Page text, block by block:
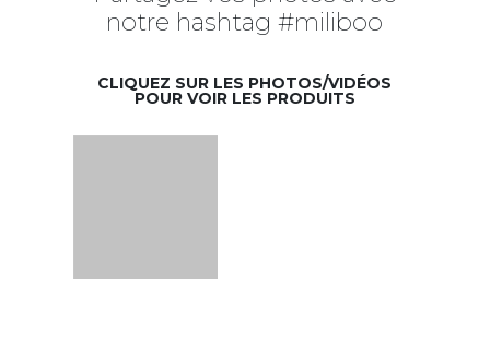
notre hashtag #miliboo
CLIQUEZ SUR LES PHOTOS/VIDÉOS
POUR VOIR LES PRODUITS